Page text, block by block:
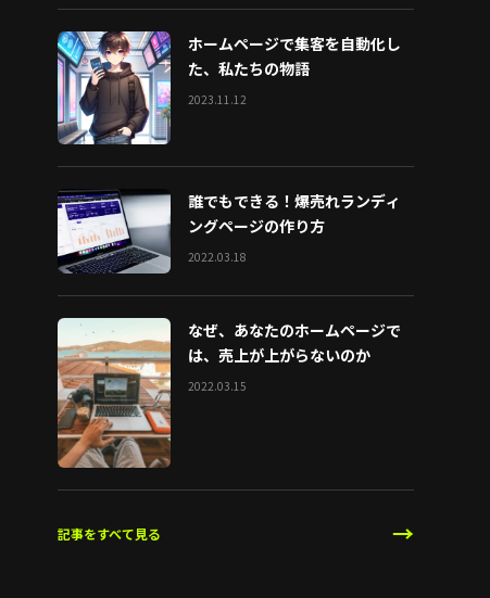
ホームページで集客を自動化し
た、私たちの物語
2023.11.12
誰でもできる！爆売れランディ
ングページの作り方
2022.03.18
なぜ、あなたのホームページで
は、売上が上がらないのか
2022.03.15
記事をすべて見る →